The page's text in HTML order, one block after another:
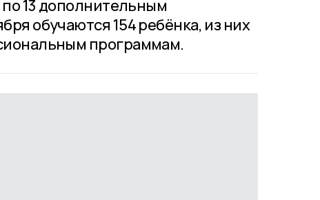
13 дополнительным
обучаются 154 ребёнка, из них
программам.